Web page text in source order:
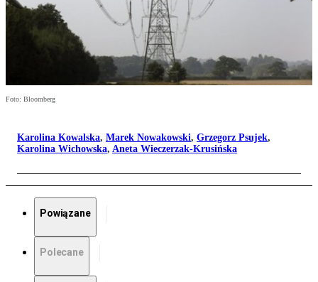
Foto: Bloomberg
Karolina Kowalska, Marek Nowakowski, Grzegorz Psujek,
Karolina Wichowska, Aneta Wieczerzak-Krusińska
Powiązane
Polecane